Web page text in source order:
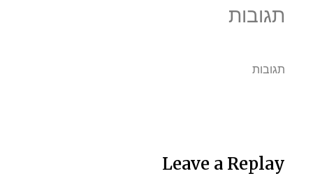
תגובות
תגובות
Leave a Replay